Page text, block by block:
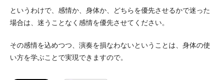
というわけで、感情か、身体か、どちらを優先させるかで迷った
場合は、迷うことなく感情を優先させてください。
その感情を込めつつ、演奏を損なわないということは、身体の使
い方を学ぶことで実現できますので。